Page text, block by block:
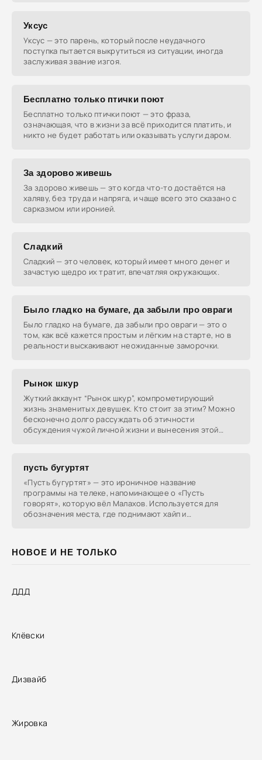
НОВОЕ И НЕ ТОЛЬКО
ДДД
Клёвски
Дизвайб
Жировка
Уксус
Уксус — это парень, который после неудачного
поступка пытается выкрутиться из ситуации, иногда
заслуживая звание изгоя.
Бесплатно только птички поют
Бесплатно только птички поют — это фраза,
означающая, что в жизни за всё приходится платить, и
никто не будет работать или оказывать услуги даром.
За здорово живешь
За здорово живешь — это когда что-то достаётся на
халяву, без труда и напряга, и чаще всего это сказано с
сарказмом или иронией.
Сладкий
Сладкий — это человек, который имеет много денег и
зачастую щедро их тратит, впечатляя окружающих.
Было гладко на бумаге, да забыли про овраги
Было гладко на бумаге, да забыли про овраги — это о
том, как всё кажется простым и лёгким на старте, но в
реальности выскакивают неожиданные заморочки.
Рынок шкур
Жуткий аккаунт “Рынок шкур”, компрометирующий
жизнь знаменитых девушек. Кто стоит за этим? Можно
бесконечно долго рассуждать об этичности
обсуждения чужой личной жизни и вынесения этой
пусть бугуртят
«Пусть бугуртят» — это ироничное название
программы на телеке, напоминающее о «Пусть
говорят», которую вёл Малахов. Используется для
обозначения места, где поднимают хайп и